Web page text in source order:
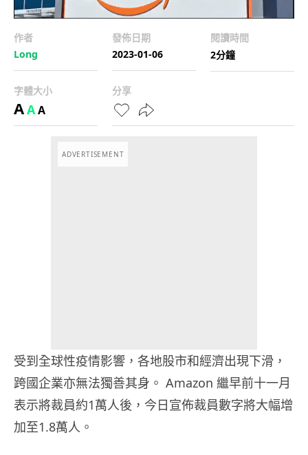
作者
Long
發佈日期
2023-01-06
閱讀時間
2分鐘
字體大小
AAA
分享
ADVERTISEMENT
受到全球性疫情影響，各地股市和經濟出現下滑，
跨國企業亦無法獨善其身。 Amazon 繼早前十一月
表示將裁員約1萬人後，今日宣佈裁員數字將大幅增
加至1.8萬人。